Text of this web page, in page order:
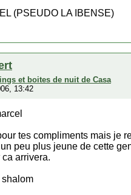
(PSEUDO LA IBENSE)
et boites de nuit de Casa
13:42
tes compliments mais je
peu plus jeune de cette
ca arrivera.